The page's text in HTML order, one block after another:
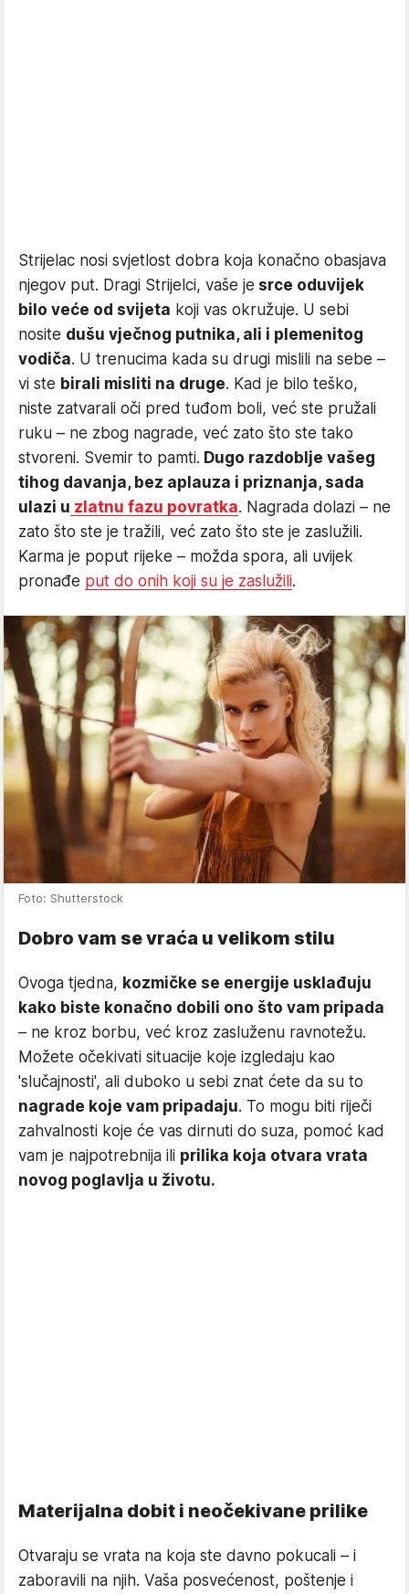
Strijelac nosi svjetlost dobra koja konačno obasjava
njegov put. Dragi Strijelci, vaše je srce oduvijek
bilo veće od svijeta koji vas okružuje. U sebi
nosite dušu vječnog putnika, ali i plemenitog
vodiča. U trenucima kada su drugi mislili na sebe –
vi ste birali misliti na druge. Kad je bilo teško,
niste zatvarali oči pred tuđom boli, već ste pružali
ruku – ne zbog nagrade, već zato što ste tako
stvoreni. Svemir to pamti. Dugo razdoblje vašeg
tihog davanja, bez aplauza i priznanja, sada
ulazi u zlatnu fazu povratka. Nagrada dolazi – ne
zato što ste je tražili, već zato što ste je zaslužili.
Karma je poput rijeke – možda spora, ali uvijek
pronađe put do onih koji su je zaslužili.
Foto: Shutterstock
Dobro vam se vraća u velikom stilu
Ovoga tjedna, kozmičke se energije usklađuju
kako biste konačno dobili ono što vam pripada
– ne kroz borbu, već kroz zasluženu ravnotežu.
Možete očekivati situacije koje izgledaju kao
'slučajnosti', ali duboko u sebi znat ćete da su to
nagrade koje vam pripadaju. To mogu biti riječi
zahvalnosti koje će vas dirnuti do suza, pomoć kad
vam je najpotrebnija ili prilika koja otvara vrata
novog poglavlja u životu.
Materijalna dobit i neočekivane prilike
Otvaraju se vrata na koja ste davno pokucali – i
zaboravili na njih. Vaša posvećenost, poštenje i